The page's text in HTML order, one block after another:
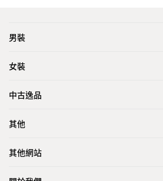
男裝
女裝
中古逸品
其他
其他網站